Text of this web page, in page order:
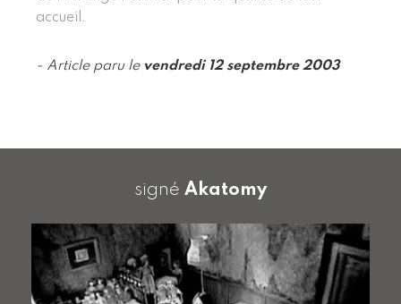
accueil.
- Article paru le vendredi 12 septembre 2003
signé Akatomy